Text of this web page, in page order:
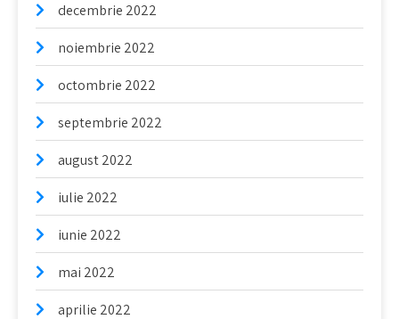
decembrie 2022
noiembrie 2022
octombrie 2022
septembrie 2022
august 2022
iulie 2022
iunie 2022
mai 2022
aprilie 2022